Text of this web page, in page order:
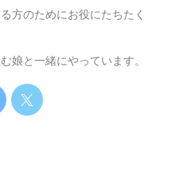
方のためにお役にたちたく
娘と一緒にやっています。